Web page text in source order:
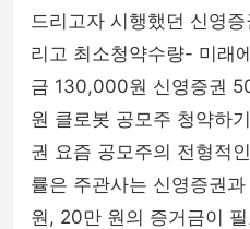
드리고자 시행했던 신영
리고 최소청약수량- 미래
금 130,000원 신영증권
원 클로봇 공모주 청약하
권 요즘 공모주의 전형적
률은 주관사는 신영증권
원, 20만 원의 증거금이